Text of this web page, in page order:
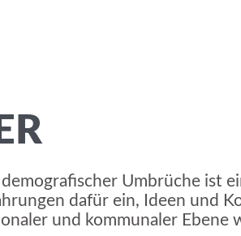
Umbrüche ist
dafür ein, Ideen und
und kommunaler Ebene